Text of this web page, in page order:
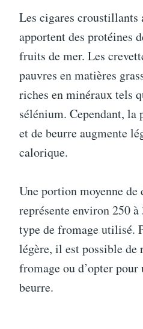
Les cigares croustillants
apportent des protéines
fruits de mer. Les
pauvres en matières
riches en minéraux tels
sélénium. Cependant, la
et de beurre augmente
calorique.
Une portion moyenne de
représente environ 250
type de fromage utilisé.
légère, il est possible de
fromage ou d’opter pour
beurre.